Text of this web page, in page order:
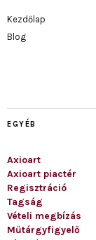
Kezdőlap
Blog
EGYÉB
Axioart
Axioart piactér
Regisztráció
Tagság
Vételi megbízás
Műtárgyfigyelő